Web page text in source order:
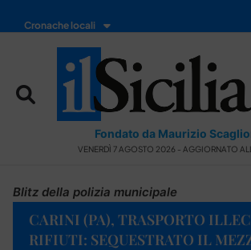
Cronache locali
Fondato da Maurizio
VENERDÌ 7 AGOSTO 2026 - AGGIORNATO
Blitz della polizia municipale
CARINI (PA), TRASPORTO
RIFIUTI: SEQUESTRATO IL